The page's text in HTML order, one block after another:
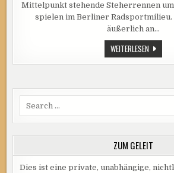
Mittelpunkt stehende Steherrennen um
spielen im Berliner Radsportmilieu.
äußerlich an…
WEITERLESENSIE
FUHREN
FÜR
„STERN“
ZUM GELEIT
Dies ist eine private, unabhängige,